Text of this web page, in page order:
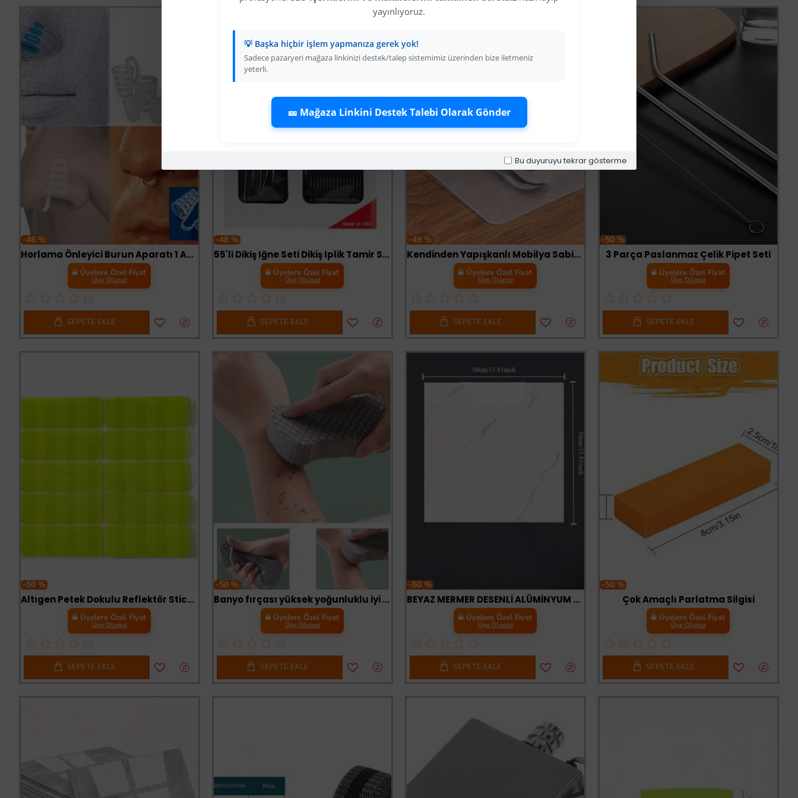
yayınlıyoruz.
💡 Başka hiçbir işlem yapmanıza gerek yok!
Sadece pazaryeri mağaza linkinizi destek/talep sistemimiz üzerinden bize iletmeniz
yeterli.
🎫 Mağaza Linkini Destek Talebi Olarak Gönder
Bu duyuruyu tekrar gösterme
-46 %
Horlama Önleyici Burun Aparatı 1 Adet
Üyelere Özel Fiyat
Üye Olunuz
SEPETE EKLE
-48 %
55'li Dikiş Iğne Seti Dikiş Iplik Tamir Seti
Üyelere Özel Fiyat
Üye Olunuz
SEPETE EKLE
-49 %
Kendinden Yapışkanlı Mobilya Sabitleme Aparatı
Üyelere Özel Fiyat
Üye Olunuz
SEPETE EKLE
-50 %
3 Parça Paslanmaz Çelik Pipet Seti
Üyelere Özel Fiyat
Üye Olunuz
SEPETE EKLE
-50 %
Altıgen Petek Dokulu Reflektör Sticker – Güçlü Yansıtıcı Uyarı Bandı (10 ad 8cmx3cm)
Üyelere Özel Fiyat
Üye Olunuz
SEPETE EKLE
-50 %
Banyo fırçası yüksek yoğunluklu iyi sürtünme etkisi banyo için hafif ölü cilt sökücü sünger
Üyelere Özel Fiyat
Üye Olunuz
SEPETE EKLE
-50 %
BEYAZ MERMER DESENLİ ALÜMİNYUM PLASTİK DUVAR STİCKER (30*30)
Üyelere Özel Fiyat
Üye Olunuz
SEPETE EKLE
-50 %
Çok Amaçlı Parlatma Silgisi
Üyelere Özel Fiyat
Üye Olunuz
SEPETE EKLE